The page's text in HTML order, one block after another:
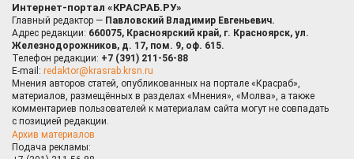
Интернет-портал «КРАСРАБ.РУ»
Главный редактор — Павловский Владимир Евгеньевич.
Адрес редакции: 660075, Красноярский край, г. Красноярск, ул.
Железнодорожников, д. 17, пом. 9, оф. 615.
Телефон редакции: +7 (391) 211-56-88
E-mail: redaktor@krasrab.krsn.ru
Мнения авторов статей, опубликованных на портале «Красраб»,
материалов, размещённых в разделах «Мнения», «Молва», а также
комментариев пользователей к материалам сайта могут не совпадать
с позицией редакции.
Архив материалов
Подача рекламы: